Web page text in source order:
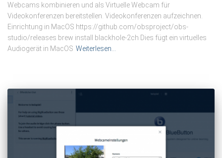
Webcams kombinieren und als Virtuelle Webcam für
Videokonferenzen bereitstellen. Videokonferenzen aufzeichnen.
Einrichtung in MacOS https://github.com/obsproject/obs-
studio/releases brew install blackhole-2ch Dies fügt ein virtuelles
Audiogerät in MacOS Weiterlesen…